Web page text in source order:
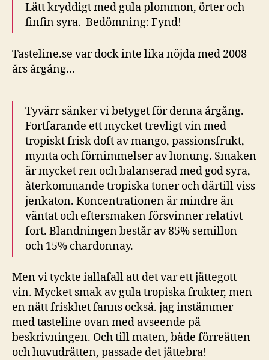
Lätt kryddigt med gula plommon, örter och
finfin syra. Bedömning: Fynd!
Tasteline.se var dock inte lika nöjda med 2008
års årgång…
Tyvärr sänker vi betyget för denna årgång.
Fortfarande ett mycket trevligt vin med
tropiskt frisk doft av mango, passionsfrukt,
mynta och förnimmelser av honung. Smaken
är mycket ren och balanserad med god syra,
återkommande tropiska toner och därtill viss
jenkaton. Koncentrationen är mindre än
väntat och eftersmaken försvinner relativt
fort. Blandningen består av 85% semillon
och 15% chardonnay.
Men vi tyckte iallafall att det var ett jättegott
vin. Mycket smak av gula tropiska frukter, men
en nätt friskhet fanns också. jag instämmer
med tasteline ovan med avseende på
beskrivningen. Och till maten, både förreätten
och huvudrätten, passade det jättebra!